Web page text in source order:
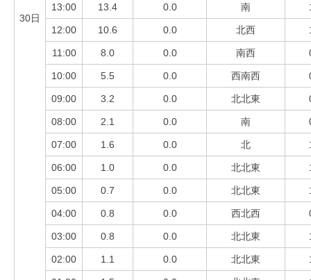
30日
13:00 13.4 0.0 南
12:00 10.6 0.0 北西
11:00 8.0 0.0 南西
10:00 5.5 0.0 西南西
09:00 3.2 0.0 北北東
08:00 2.1 0.0 南
07:00 1.6 0.0 北
06:00 1.0 0.0 北北東
05:00 0.7 0.0 北北東
04:00 0.8 0.0 西北西
03:00 0.8 0.0 北北東
02:00 1.1 0.0 北北東